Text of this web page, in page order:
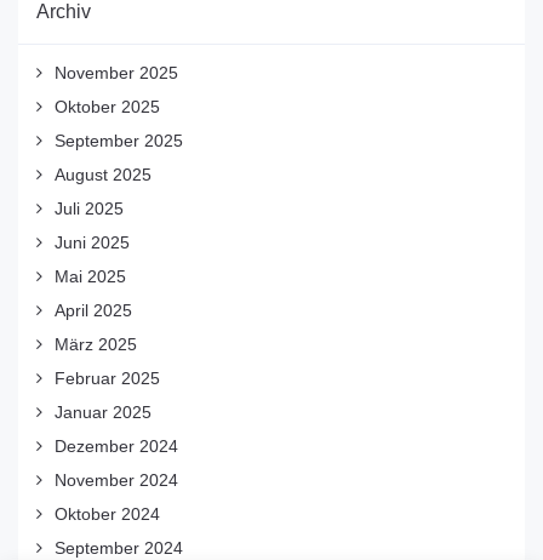
Archiv
November 2025
Oktober 2025
September 2025
August 2025
Juli 2025
Juni 2025
Mai 2025
April 2025
März 2025
Februar 2025
Januar 2025
Dezember 2024
November 2024
Oktober 2024
September 2024